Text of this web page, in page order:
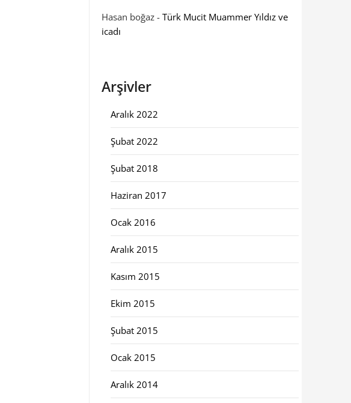
Hasan boğaz- Türk Mucit Muammer Yıldız ve
icadı
Arşivler
Aralık 2022
Şubat 2022
Şubat 2018
Haziran 2017
Ocak 2016
Aralık 2015
Kasım 2015
Ekim 2015
Şubat 2015
Ocak 2015
Aralık 2014